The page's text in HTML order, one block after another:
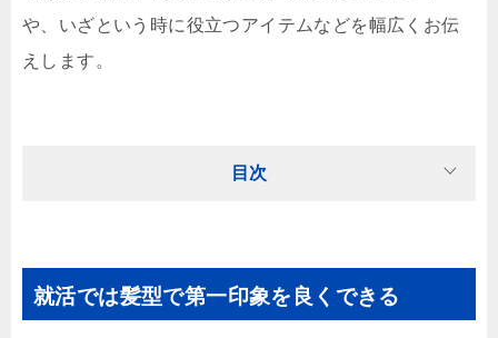
や、いざという時に役立つアイテムなどを幅広くお伝
えします。
目次
就活では髪型で第一印象を良くできる